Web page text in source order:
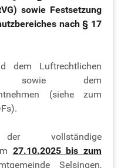
sowie Festsetzung
nach § 17
dem Luftrechtlichen
sowie dem
(siehe zum
vollständige
27.10.2025 bis zum
Selsingen,